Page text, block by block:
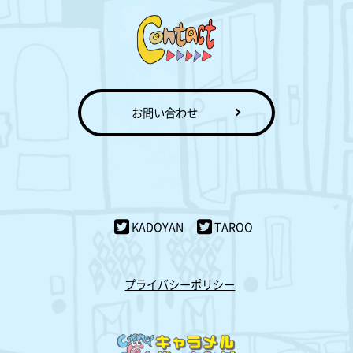
お問い合わせ
KADOYAN TAROO
プライバシーポリシー